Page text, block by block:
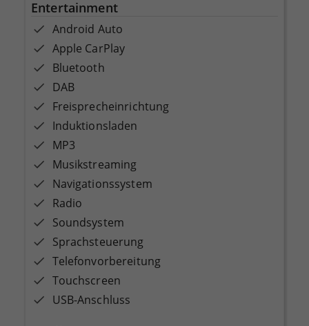
Entertainment
Android Auto
Apple CarPlay
Bluetooth
DAB
Freisprecheinrichtung
Induktionsladen
MP3
Musikstreaming
Navigationssystem
Radio
Soundsystem
Sprachsteuerung
Telefonvorbereitung
Touchscreen
USB-Anschluss